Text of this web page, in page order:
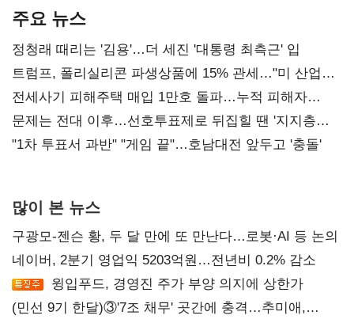
주요 뉴스
정청래 때리는 '김용'…더 세진 '대통령 최측근' 입
트럼프, 폴리실리콘 파생상품에 15% 관세…"미 산업
재건"
전세사기 피해주택 매입 1만호 돌파…누적 피해자
4만278명
문제는 전대 이후…선호투표제로 뒤집힐 땐 '지지층
불복'
"1차 투표서 과반" "게임 끝"…호남대전 앞두고 '충돌'
많이 본 뉴스
구광모-젠슨 황, 두 달 만에 또 만난다…로봇·AI 등 논의
네이버, 2분기 영업익 5203억원…전년비 0.2% 감소
윙입푸드, 경영진 주가 부양 의지에 상한가
(민선 9기 한달)③'7조 채무' 곳간에 충격…추미애,